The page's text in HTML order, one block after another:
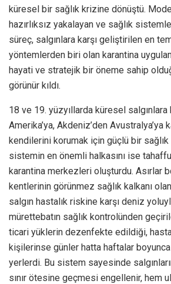
küresel bir sağlık krizine dönüştü.
hazırlıksız yakalayan ve sağlık
süreç, salgınlara karşı geliştirilen en
yöntemlerden biri olan karantina
hayati ve stratejik bir öneme sahip
görünür kıldı.
18 ve 19. yüzyıllarda küresel salgınlara
Amerika’ya, Akdeniz’den Avustralya’ya
kendilerini korumak için güçlü bir
sistemin en önemli halkasını ise
karantina merkezleri oluşturdu. Asırlar
kentlerinin görünmez sağlık kalkanı
salgın hastalık riskine karşı deniz
mürettebatın sağlık kontrolünden
ticari yüklerin dezenfekte edildiği,
kişilerinse günler hatta haftalar
yerlerdi. Bu sistem sayesinde
sınır ötesine geçmesi engellenir, hem